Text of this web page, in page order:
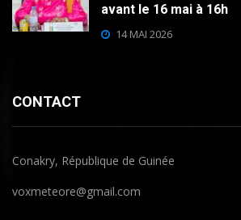
avant le 16 mai à 16h
14 MAI 2026
CONTACT
Conakry, République de Guinée
voxmeteore@gmail.com